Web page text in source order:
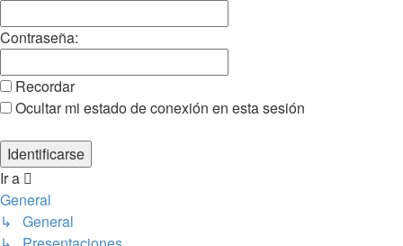
Contraseña:
Recordar
Ocultar mi estado de conexión en esta sesión
Ir a
General
↳ General